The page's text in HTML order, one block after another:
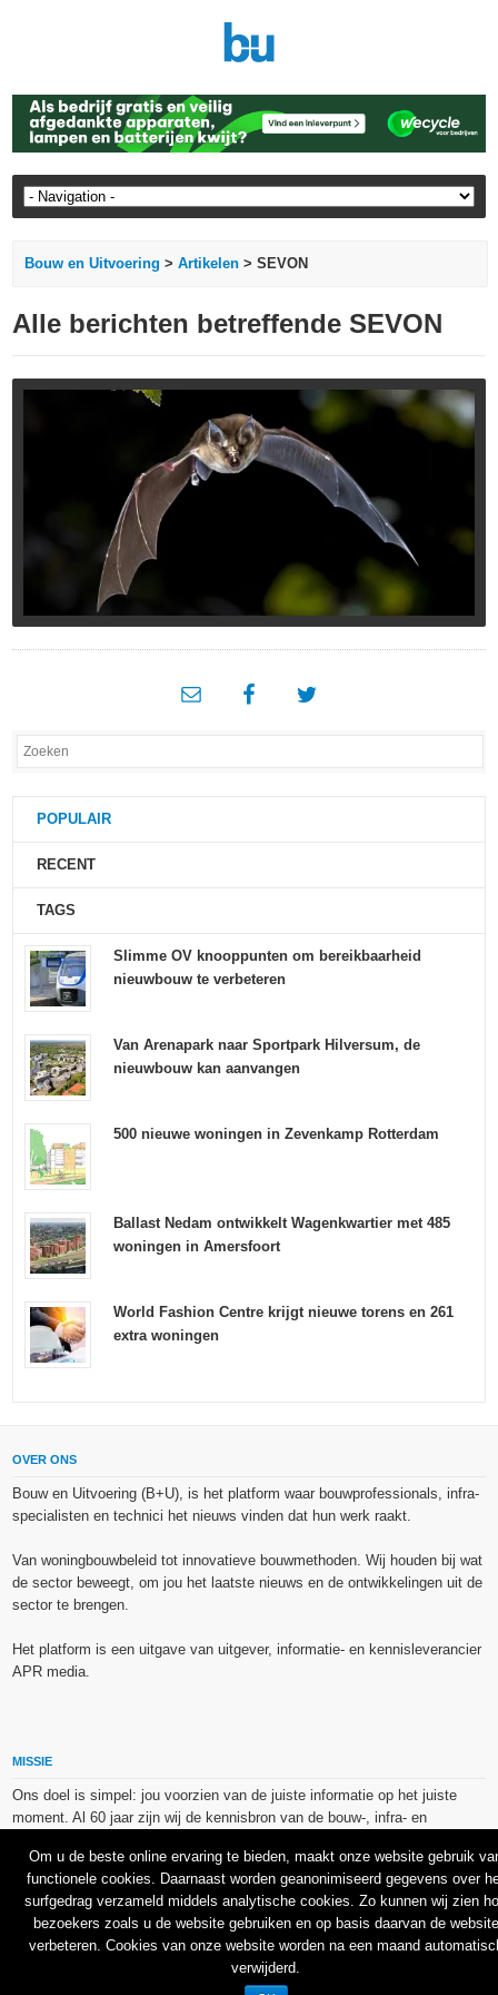
Bouw en Uitvoering >Artikelen > SEVON
Alle berichten betreffende SEVON
POPULAIR
RECENT
TAGS
Slimme OV knooppunten om bereikbaarheid
nieuwbouw te verbeteren
Van Arenapark naar Sportpark Hilversum, de
nieuwbouw kan aanvangen
500 nieuwe woningen in Zevenkamp Rotterdam
Ballast Nedam ontwikkelt Wagenkwartier met 485
woningen in Amersfoort
World Fashion Centre krijgt nieuwe torens en 261
extra woningen
OVER ONS
Bouw en Uitvoering (B+U), is het platform waar bouwprofessionals, infra-
specialisten en technici het nieuws vinden dat hun werk raakt.
Van woningbouwbeleid tot innovatieve bouwmethoden. Wij houden bij wat
de sector beweegt, om jou het laatste nieuws en de ontwikkelingen uit de
sector te brengen.
Het platform is een uitgave van uitgever, informatie- en kennisleverancier
APR media.
MISSIE
Ons doel is simpel: jou voorzien van de juiste informatie op het juiste
moment. Al 60 jaar zijn wij de kennisbron van de bouw-, infra- en
De op dit platform gebruikte afbeeldingen, illustraties en foto’s zijn ofwel
vrij van rechten verkregen via de bron van het betreffende bericht, of
binnen de aan APR media (groep) of BU media verschafte licentie(s) en
de daarmee verkregen rechten aangekocht bij Shutterstock en/of 123RF.
Om u de beste online ervaring te bieden, maakt onze website gebruik
functionele cookies. Daarnaast worden geanonimiseerd gegevens over
surfgedrag verzameld middels analytische cookies. Zo kunnen wij zien
bezoekers zoals u de website gebruiken en op basis daarvan de website
verbeteren. Cookies van onze website worden na een maand
verwijderd.